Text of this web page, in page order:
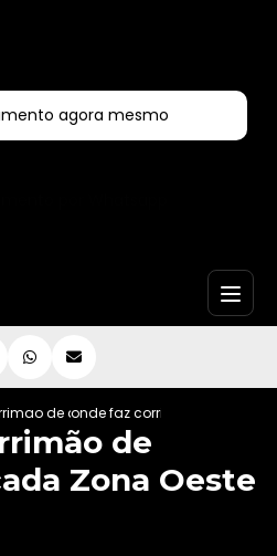
agora mesmo
de aco inox
onde faz corrimao de
de
Zona Oeste